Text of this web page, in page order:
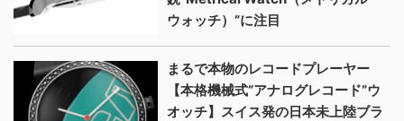
ウォッチ）”に注目
まるで本物のレコードプレーヤー
【本格機械式“アナログレコード”ウ
オッチ】スイス発の日本未上陸ブラ